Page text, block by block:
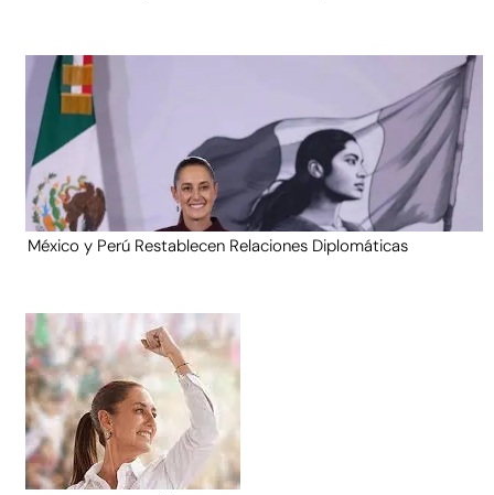
México y Perú Restablecen Relaciones Diplomáticas